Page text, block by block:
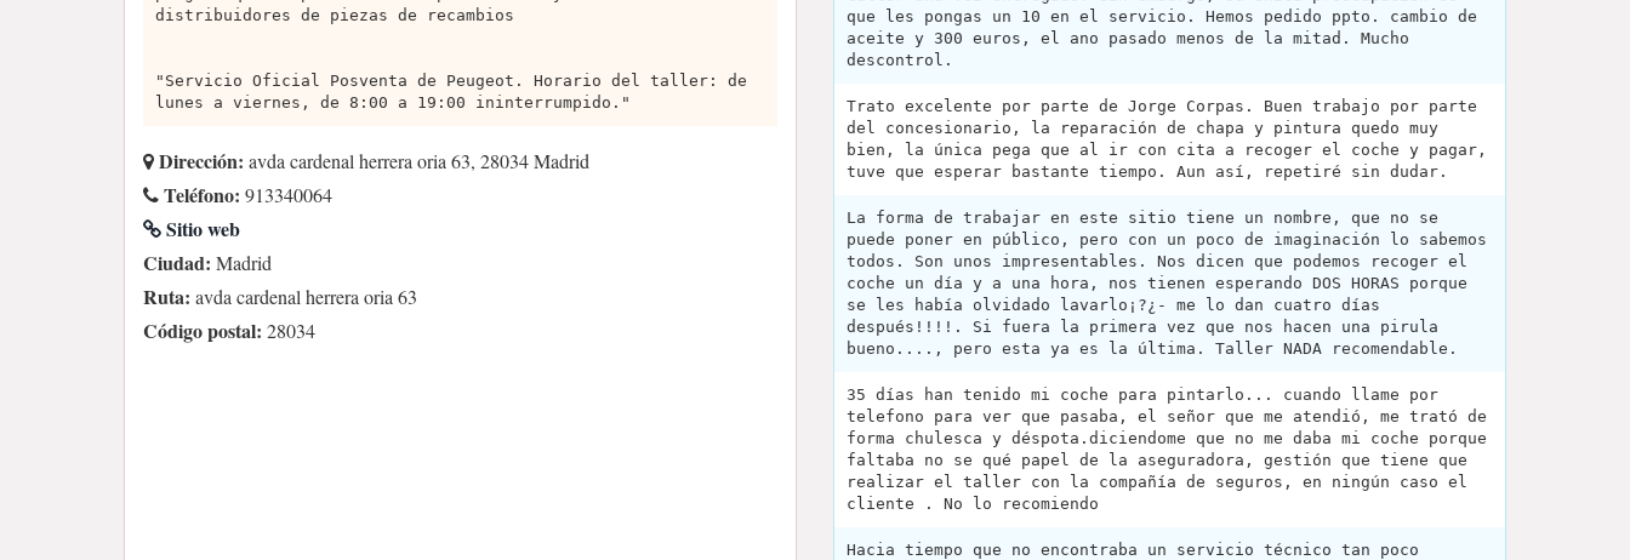
distribuidores de piezas de recambios
"Servicio Oficial Posventa de Peugeot. Horario del taller: de
lunes a viernes, de 8:00 a 19:00 ininterrumpido."
Dirección: avda cardenal herrera oria 63, 28034 Madrid
Teléfono: 913340064
Sitio web
Ciudad: Madrid
Ruta: avda cardenal herrera oria 63
Código postal: 28034
que les pongas un 10 en el servicio. Hemos pedido ppto. cambio de
aceite y 300 euros, el ano pasado menos de la mitad. Mucho
descontrol.
Trato excelente por parte de Jorge Corpas. Buen trabajo por parte
del concesionario, la reparación de chapa y pintura quedo muy
bien, la única pega que al ir con cita a recoger el coche y pagar,
tuve que esperar bastante tiempo. Aun así, repetiré sin dudar.
La forma de trabajar en este sitio tiene un nombre, que no se
puede poner en público, pero con un poco de imaginación lo sabemos
todos. Son unos impresentables. Nos dicen que podemos recoger el
coche un día y a una hora, nos tienen esperando DOS HORAS porque
se les había olvidado lavarlo¡?¿- me lo dan cuatro días
después!!!!. Si fuera la primera vez que nos hacen una pirula
bueno...., pero esta ya es la última. Taller NADA recomendable.
35 días han tenido mi coche para pintarlo... cuando llame por
telefono para ver que pasaba, el señor que me atendió, me trató de
forma chulesca y déspota.diciendome que no me daba mi coche porque
faltaba no se qué papel de la aseguradora, gestión que tiene que
realizar el taller con la compañía de seguros, en ningún caso el
cliente . No lo recomiendo
Hacia tiempo que no encontraba un servicio técnico tan poco